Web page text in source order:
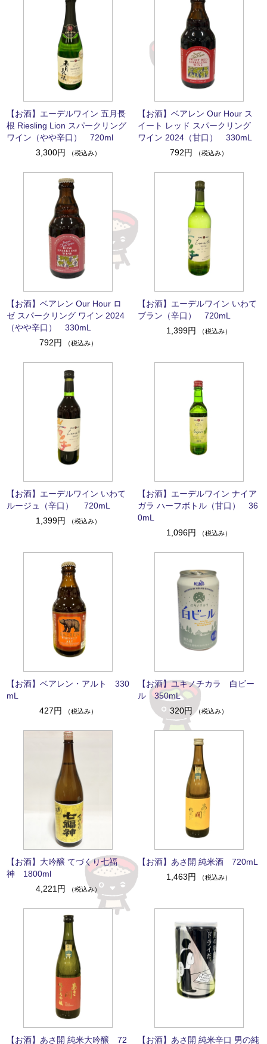
【お酒】エーデルワイン 五月長
根 Riesling Lion スパークリング
ワイン（やや辛口） 720ml
3,300円
（税込み）
【お酒】ベアレン Our Hour ス
イート レッド スパークリング
ワイン 2024（甘口） 330mL
792円
（税込み）
【お酒】ベアレン Our Hour ロ
ゼ スパークリング ワイン 2024
（やや辛口） 330mL
792円
（税込み）
【お酒】エーデルワイン いわて
ブラン（辛口） 720mL
1,399円
（税込み）
【お酒】エーデルワイン いわて
ルージュ（辛口） 720mL
1,399円
（税込み）
【お酒】エーデルワイン ナイア
ガラ ハーフボトル（甘口） 36
0mL
1,096円
（税込み）
【お酒】ベアレン・アルト 330
mL
427円
（税込み）
【お酒】ユキノチカラ 白ビー
ル 350mL
320円 （税込み）
【お酒】大吟醸 てづくり七福
神 1800ml
4,221円
（税込み）
【お酒】あさ開 純米酒 720mL
1,463円
（税込み）
【お酒】あさ開 純米大吟醸 72 【お酒】あさ開 純米辛口 男の純